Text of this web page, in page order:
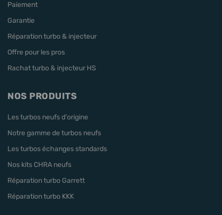
Paiement
Garantie
Réparation turbo & injecteur
Offre pour les pros
Rachat turbo & injecteur HS
NOS PRODUITS
Les turbos neufs d'origine
Notre gamme de turbos neufs
Les turbos échanges standards
Nos kits CHRA neufs
Réparation turbo Garrett
Réparation turbo KKK